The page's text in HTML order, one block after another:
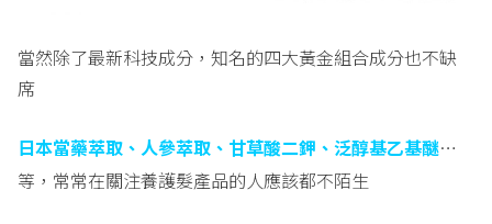
當然除了最新科技成分，知名的四大黃金組合成分也不缺
席
日本當藥萃取、人參萃取、甘草酸二鉀、泛醇基乙基醚…
等，常常在關注養護髮產品的人應該都不陌生